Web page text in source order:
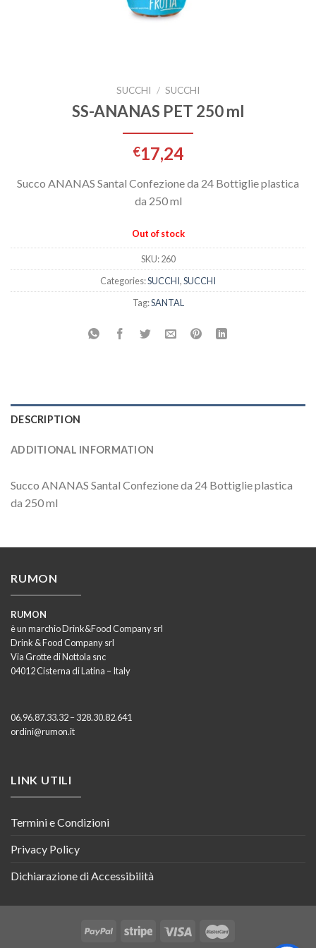
SUCCHI / SUCCHI
SS-ANANAS PET 250 ml
€17,24
Succo ANANAS Santal Confezione da 24 Bottiglie plastica
da 250 ml
Out of stock
SKU:260
Categories:SUCCHI,SUCCHI
Tag:SANTAL
DESCRIPTION
ADDITIONAL INFORMATION
Succo ANANAS Santal Confezione da 24 Bottiglie plastica
da 250 ml
RUMON
RUMON
è un marchio Drink&Food Company srl
Drink & Food Company srl
Via Grotte di Nottola snc
04012 Cisterna di Latina – Italy
06.96.87.33.32 – 328.30.82.641
ordini@rumon.it
LINK UTILI
Termini e Condizioni
Privacy Policy
Dichiarazione di Accessibilità